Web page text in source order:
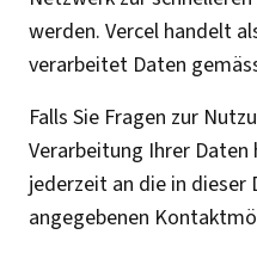
werden. Vercel handelt
verarbeitet Daten
Falls Sie Fragen zur
Verarbeitung Ihrer Daten
jederzeit an die in dieser
angegebenen